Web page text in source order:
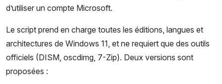
d’utiliser un compte Microsoft.
Le script prend en charge toutes les éditions, langues et
architectures de Windows 11, et ne requiert que des outils
officiels (DISM, oscdimg, 7-Zip). Deux versions sont
proposées :